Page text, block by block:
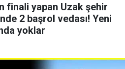
finali yapan Uzak şehir
2 başrol vedası! Yeni
yoklar